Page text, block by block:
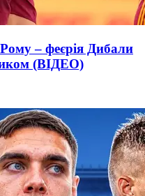
– феєрія Дибали
(ВІДЕО)